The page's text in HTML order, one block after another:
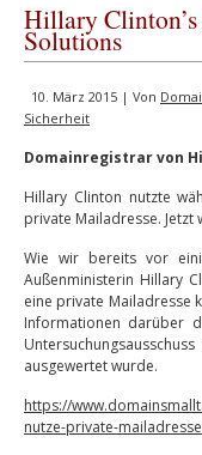
Hillary
Solutions
10. März 2015 | Von
Sicherheit
Domainregistrar von
Hillary Clinton nutzte
private Mailadresse.
Wie wir bereits vor
Außenministerin Hillary
eine private Mailadresse
Informationen darüber
ausgewertet wurde.
https://
nutze-private-